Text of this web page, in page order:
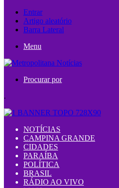
Entrar
Artigo aleatório
Barra Lateral
Menu
Procurar por
.
NOTÍCIAS
CAMPINA GRANDE
CIDADES
PARAÍBA
POLÍTICA
BRASIL
RÁDIO AO VIVO